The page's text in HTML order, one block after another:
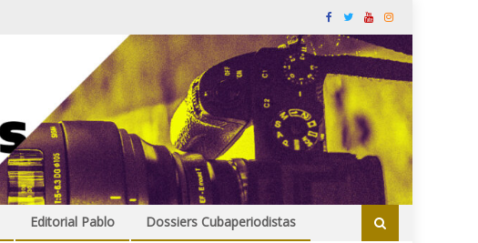
Editorial Pablo Dossiers Cubaperiodistas